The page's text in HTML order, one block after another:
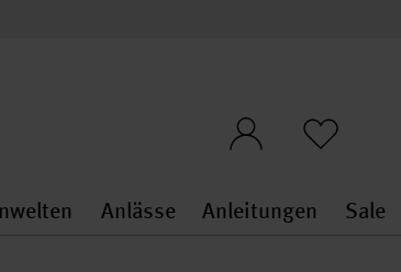
Sticken general.openMenu
Themenwelten
Anlässe
Anlässe
Anleitungen Sale